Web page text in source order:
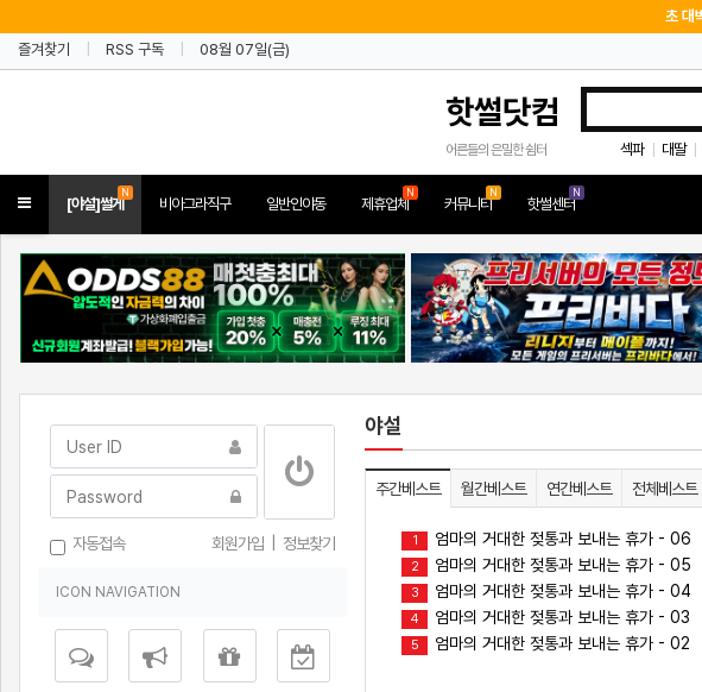
초 대
즐겨찾기
RSS 구독 08월 07일(금)
핫썰닷컴
어른들의 은밀한 쉼터 섹파 대딸
Toggle[야설]썰게
N
비아그라직구 일반인야동 제휴업체
N
커뮤니티
N
핫썰센터
N
야설
주간베스트 월간베스트 연간베스트 전체베스트
1 엄마의 거대한 젖통과 보내는 휴가 - 06
2 엄마의 거대한 젖통과 보내는 휴가 - 05
3 엄마의 거대한 젖통과 보내는 휴가 - 04
4 엄마의 거대한 젖통과 보내는 휴가 - 03
5 엄마의 거대한 젖통과 보내는 휴가 - 02
자동접속 회원가입 정보찾기
ICON NAVIGATION